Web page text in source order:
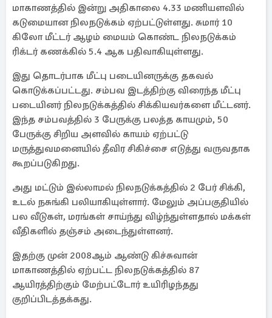
மாகாணத்தில் இன்று அதிகாலை 4.33 மணியளவில்
கடுமையான நிலநடுக்கம் ஏற்பட்டுள்ளது. சுமார் 10
கிலோ மீட்டர் ஆழம் மையம் கொண்ட நிலநடுக்கம்
ரிக்டர் கணக்கில் 5.4 ஆக பதிவாகியுள்ளது.
இது தொடர்பாக மீட்பு படையினருக்கு தகவல்
கொடுக்கப்பட்டது. சம்பவ இடத்திற்கு விரைந்த மீட்பு
படையினர் நிலநடுக்கத்தில் சிக்கியவர்களை மீட்டனர்.
இந்த சம்பவத்தில் 3 பேருக்கு பலத்த காயமும், 50
பேருக்கு சிறிய அளவில் காயம் ஏற்பட்டு
மருத்துவமனையில் தீவிர சிகிச்சை எடுத்து வருவதாக
கூறப்படுகிறது.
அது மட்டும் இல்லாமல் நிலநடுக்கத்தில் 2 பேர் சிக்கி,
உடல் நசுங்கி பலியாகியுள்ளார். மேலும் அப்பகுதியில்
பல வீடுகள், மரங்கள் சாய்ந்து விழ்ந்துள்ளதால் மக்கள்
வீதிகளில் தஞ்சம் அடைந்துள்ளனர்.
இதற்கு முன் 2008ஆம் ஆண்டு கிச்சுவான்
மாகாணத்தில் ஏற்பட்ட நிலநடுக்கத்தில் 87
ஆயிரத்திற்கும் மேற்பட்டோர் உயிரிழந்தது
குறிப்பிடத்தக்கது.